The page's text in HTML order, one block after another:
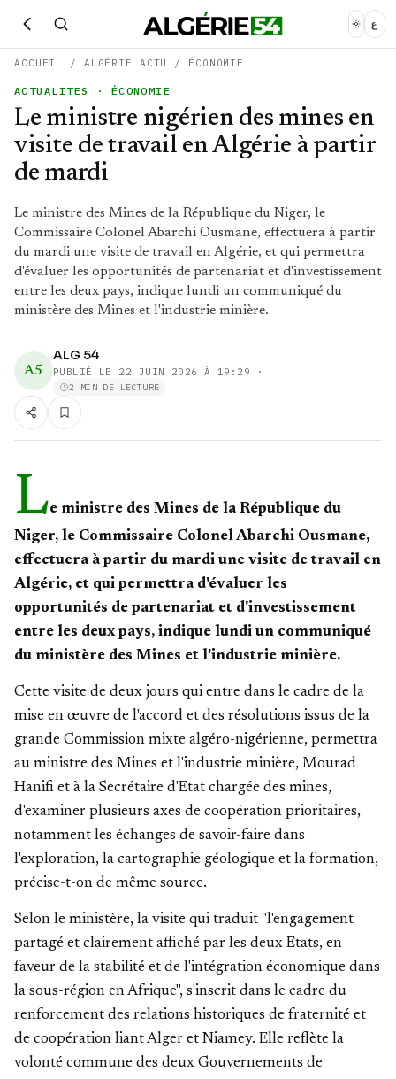
ع
ACCUEIL / ALGÉRIE ACTU / ÉCONOMIE
ACTUALITES · ÉCONOMIE
Le ministre nigérien des mines en
visite de travail en Algérie à partir
de mardi
Le ministre des Mines de la République du Niger, le
Commissaire Colonel Abarchi Ousmane, effectuera à partir
du mardi une visite de travail en Algérie, et qui permettra
d'évaluer les opportunités de partenariat et d'investissement
entre les deux pays, indique lundi un communiqué du
ministère des Mines et l'industrie minière.
A5
ALG 54
PUBLIÉ LE 22 JUIN 2026 À 19:29 ·
2 MIN DE LECTURE
Le ministre des Mines de la République du
Niger, le Commissaire Colonel Abarchi Ousmane,
effectuera à partir du mardi une visite de travail en
Algérie, et qui permettra d'évaluer les
opportunités de partenariat et d'investissement
entre les deux pays, indique lundi un communiqué
du ministère des Mines et l'industrie minière.
Cette visite de deux jours qui entre dans le cadre de la
mise en œuvre de l'accord et des résolutions issus de la
grande Commission mixte algéro-nigérienne, permettra
au ministre des Mines et l'industrie minière, Mourad
Hanifi et à la Secrétaire d'Etat chargée des mines,
d'examiner plusieurs axes de coopération prioritaires,
notamment les échanges de savoir-faire dans
l'exploration, la cartographie géologique et la formation,
précise-t-on de même source.
Selon le ministère, la visite qui traduit "l'engagement
partagé et clairement affiché par les deux Etats, en
faveur de la stabilité et de l'intégration économique dans
la sous-région en Afrique", s'inscrit dans le cadre du
renforcement des relations historiques de fraternité et
de coopération liant Alger et Niamey. Elle reflète la
volonté commune des deux Gouvernements de